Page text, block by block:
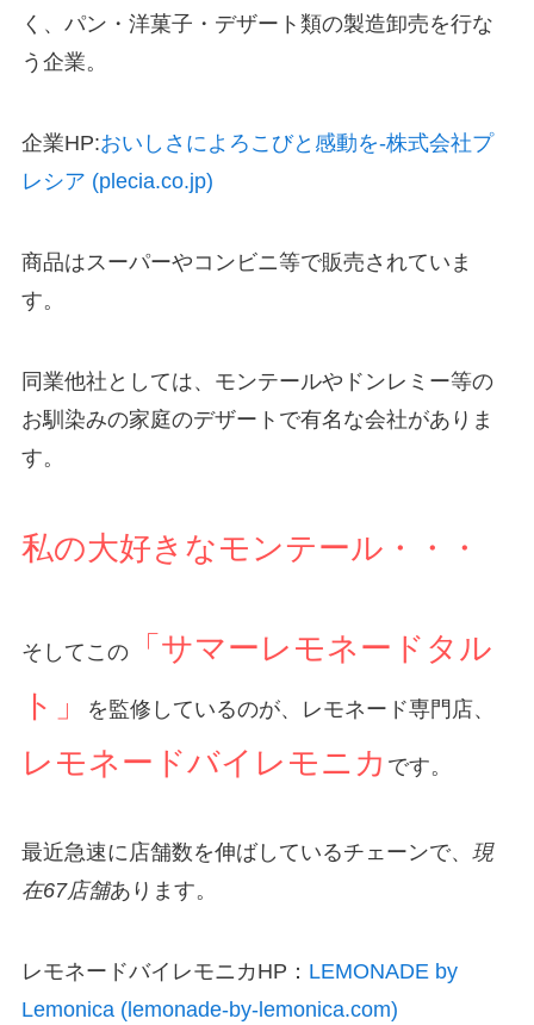
く、パン・洋菓子・デザート類の製造卸売を行な
う企業。
企業HP:おいしさによろこびと感動を-株式会社プ
レシア (plecia.co.jp)
商品はスーパーやコンビニ等で販売されていま
す。
同業他社としては、モンテールやドンレミー等の
お馴染みの家庭のデザートで有名な会社がありま
す。
私の大好きなモンテール・・・
そしてこの「サマーレモネードタル
ト」
を監修しているのが、レモネード専門店、
レモネードバイレモニカ です。
最近急速に店舗数を伸ばしているチェーンで、 現
在67店舗あります。
レモネードバイレモニカHP： LEMONADE by
Lemonica (lemonade-by-lemonica.com)